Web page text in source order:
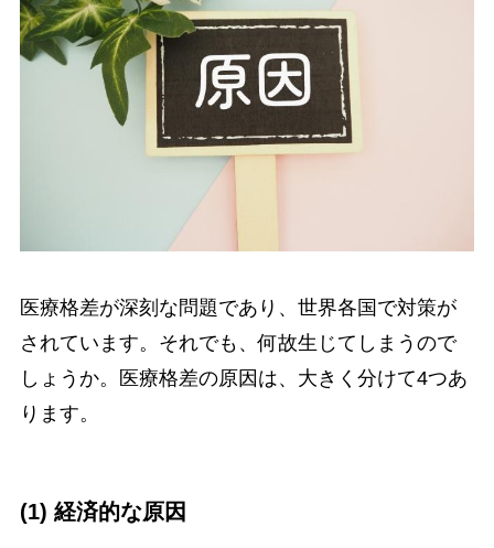
医療格差が深刻な問題であり、世界各国で対策が
されています。それでも、何故生じてしまうので
しょうか。医療格差の原因は、大きく分けて4つあ
ります。
(1) 経済的な原因